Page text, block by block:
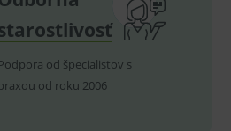
od špecialistov s
od roku 2006